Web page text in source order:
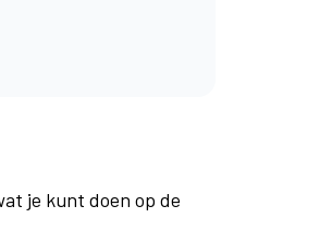
je kunt doen op de